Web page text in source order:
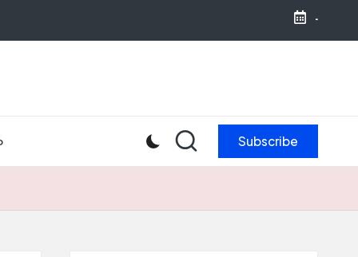
-
Subscribe